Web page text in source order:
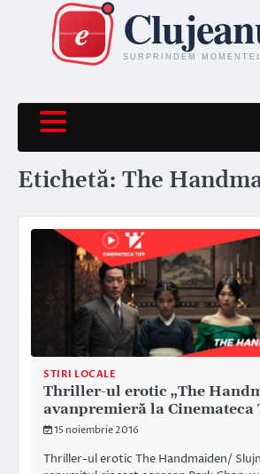
content
Etichetă: The
STIRI LOCALE
Thriller-ul erotic „The
avanpremieră la Cinemateca
15 noiembrie 2016
Thriller-ul erotic The Handmaiden/